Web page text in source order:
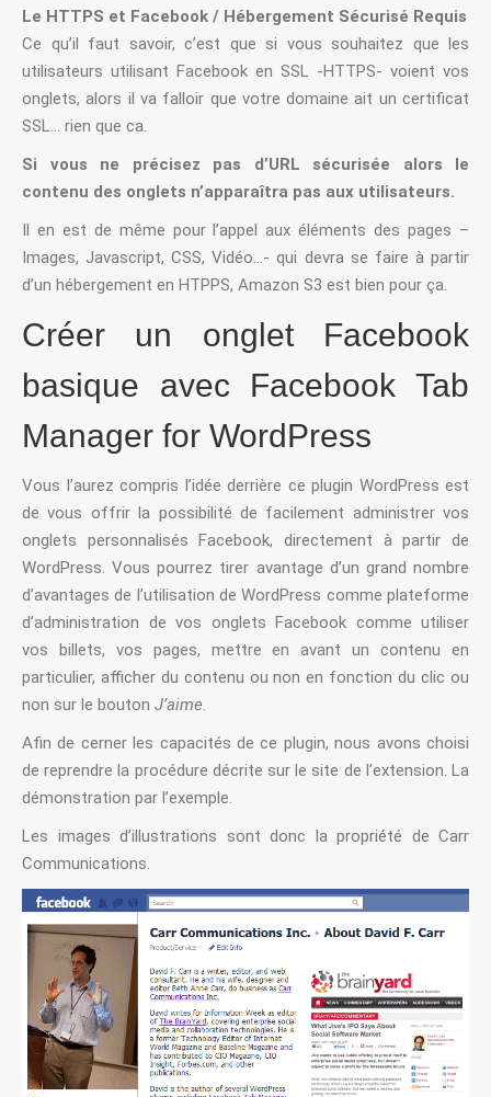
Le HTTPS et Facebook / Hébergement Sécurisé Requis
Ce qu’il faut savoir, c’est que si vous souhaitez que les
utilisateurs utilisant Facebook en SSL -HTTPS- voient vos
onglets, alors il va falloir que votre domaine ait un certificat
SSL… rien que ca.
Si vous ne précisez pas d’URL sécurisée alors le
contenu des onglets n’apparaîtra pas aux utilisateurs.
Il en est de même pour l’appel aux éléments des pages –
Images, Javascript, CSS, Vidéo…- qui devra se faire à partir
d’un hébergement en HTPPS, Amazon S3 est bien pour ça.
Créer un onglet Facebook
basique avec Facebook Tab
Manager for WordPress
Vous l’aurez compris l’idée derrière ce plugin WordPress est
de vous offrir la possibilité de facilement administrer vos
onglets personnalisés Facebook, directement à partir de
WordPress. Vous pourrez tirer avantage d’un grand nombre
d’avantages de l’utilisation de WordPress comme plateforme
d’administration de vos onglets Facebook comme utiliser
vos billets, vos pages, mettre en avant un contenu en
particulier, afficher du contenu ou non en fonction du clic ou
non sur le bouton J’aime.
Afin de cerner les capacités de ce plugin, nous avons choisi
de reprendre la procédure décrite sur le site de l’extension. La
démonstration par l’exemple.
Les images d’illustrations sont donc la propriété de Carr
Communications.